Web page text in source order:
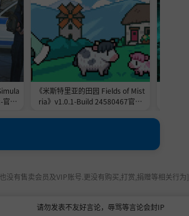
官中
《米斯特里亚的田园 Fields of Mist
ria》v1.0.1-Build 24580467官中
没有售卖会员及VIP账号.更没有购买,打赏,捐赠等相关行为]
请勿发表不友好言论，辱骂等言论会封IP